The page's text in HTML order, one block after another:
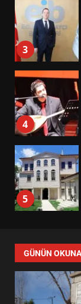
3
4
5
6
GÜNÜN